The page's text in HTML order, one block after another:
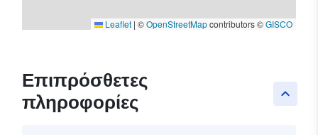
Leaflet | ©OpenStreetMapcontributors ©GISCO
keyboard_arrow_up
Επιπρόσθετες
πληροφορίες